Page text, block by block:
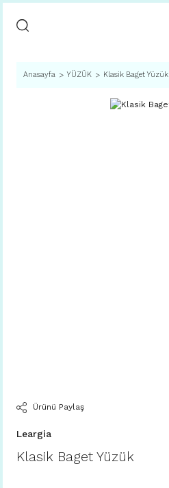
Anasayfa YÜZÜK Klasik Baget Yüzük
Ürünü Paylaş
Leargia
Klasik Baget Yüzük